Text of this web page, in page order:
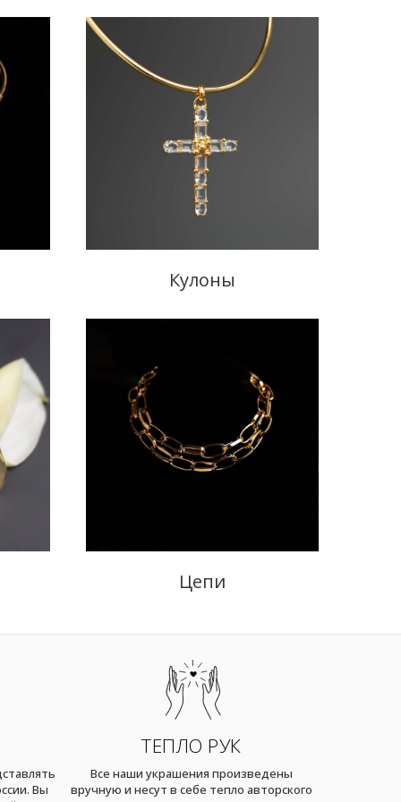
Кулоны
Цепи
Вы
ТЕПЛО РУК
Все наши украшения произведены
вручную и несут в себе тепло авторского